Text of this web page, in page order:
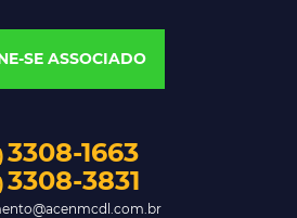
SE ASSOCIADO
3308-1663
3308-3831